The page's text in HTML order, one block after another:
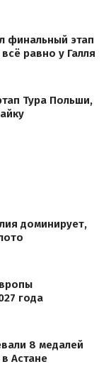
финальный этап
равно у Галля
Тура Польши,
доминирует,
года
8 медалей
Астане